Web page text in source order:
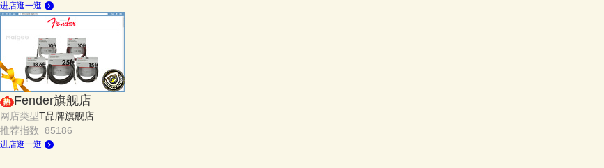
进店逛一逛
Fender旗舰店
网店类型T品牌旗舰店
推荐指数 85186
进店逛一逛